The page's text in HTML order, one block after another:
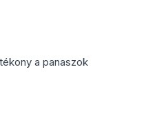
a panaszok